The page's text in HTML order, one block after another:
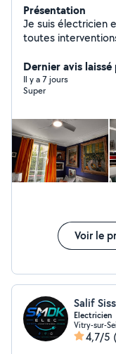
Présentation
Je suis électricien
toutes
8h jusqu'à 15h *
jusqu'à 20h *
jusqu'à 20h *
Dernier avis
Il y a 7 jours
Super
Voir le
Salif
Electricien
Vitry-sur-
4,7/5